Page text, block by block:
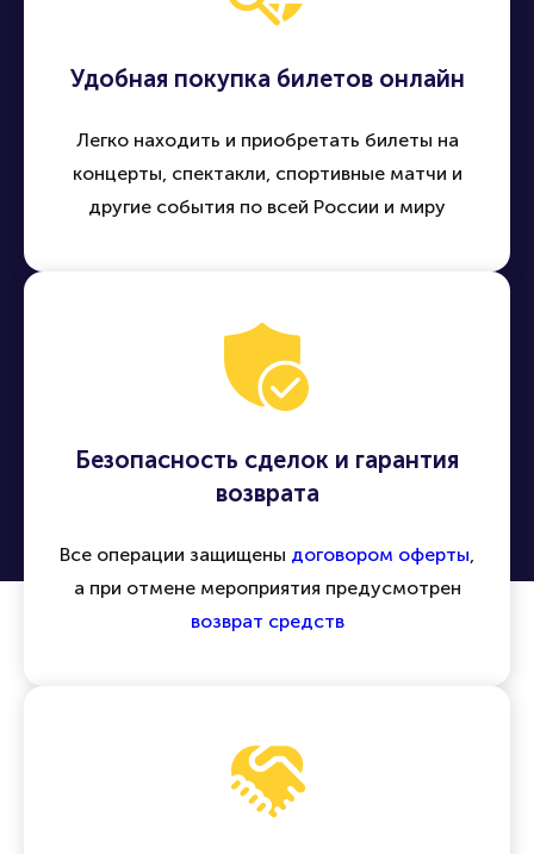
Удобная покупка билетов онлайн
Легко находить и приобретать билеты на
концерты, спектакли, спортивные матчи и
другие события по всей России и миру
Безопасность сделок и гарантия
возврата
Все операции защищены договором оферты,
а при отмене мероприятия предусмотрен
возврат средств